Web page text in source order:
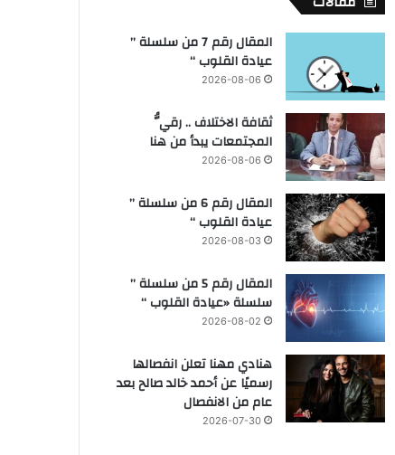
المقال رقم 7 من سلسلة ”
عيادة القلوب “
2026-08-06
ثقافة الاختلاف .. رقيُّ
المجتمعات يبدأ من هنا
2026-08-06
المقال رقم 6 من سلسلة ”
عيادة القلوب “
2026-08-03
المقال رقم 5 من سلسلة ”
سلسلة «عيادة القلوب “
2026-08-02
هنادي مهنا تعلن انفصالها
رسميًا عن أحمد خالد صالح بعد
عام من الانفصال
2026-07-30